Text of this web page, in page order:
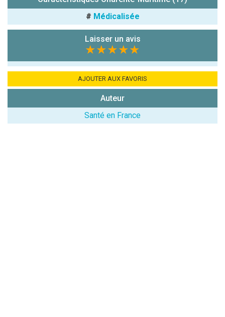
:
(En cliquant sur 'Valider', j'accepte que mon avis
soit publié sur le site.)
# Médicalisée
Laisser un avis
★★★★★
AJOUTER AUX FAVORIS
Auteur
Santé en France